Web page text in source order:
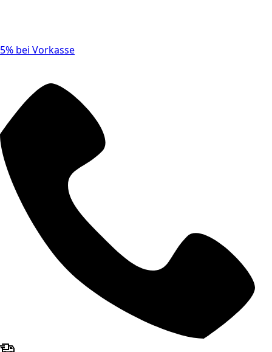
5% bei Vorkasse